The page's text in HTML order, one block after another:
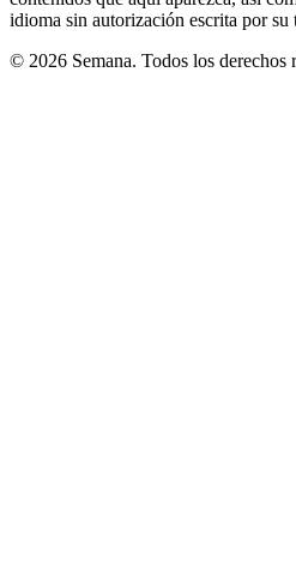
idioma sin autorización escrita por su
© 2026 Semana. Todos los derechos